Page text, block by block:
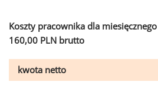
Koszty pracownika dla
160,00 PLN brutto
kwota netto